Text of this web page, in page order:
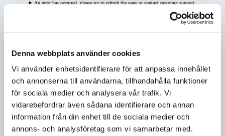
Denna webbplats använder cookies
Vi använder enhetsidentifierare för att anpassa innehållet
och annonserna till användarna, tillhandahålla funktioner
för sociala medier och analysera vår trafik. Vi
vidarebefordrar även sådana identifierare och annan
information från din enhet till de sociala medier och
annons- och analysföretag som vi samarbetar med.
An error has occurred, please try to refresh the page or contact customer support.